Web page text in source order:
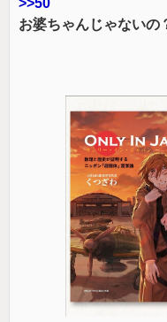
>>50
お婆ちゃんじゃないの